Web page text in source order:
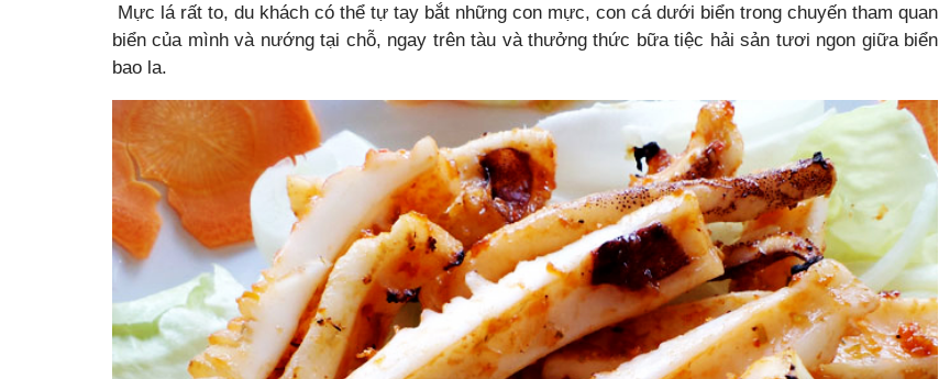
Mực lá rất to, du khách có thể tự tay bắt những con mực, con cá dưới biển trong chuyến tham quan
biển của mình và nướng tại chỗ, ngay trên tàu và thưởng thức bữa tiệc hải sản tươi ngon giữa biển
bao la.